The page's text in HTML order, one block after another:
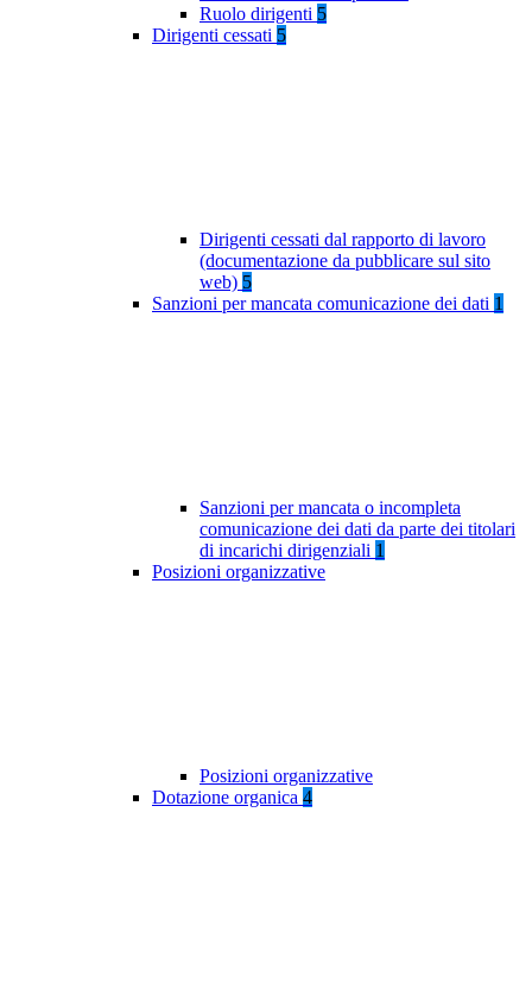
Ruolo dirigenti 5
Dirigenti cessati 5
Dirigenti cessati dal rapporto di lavoro
(documentazione da pubblicare sul sito
web) 5
Sanzioni per mancata comunicazione dei dati 1
Sanzioni per mancata o incompleta
comunicazione dei dati da parte dei titolari
di incarichi dirigenziali 1
Posizioni organizzative
Posizioni organizzative
Dotazione organica 4